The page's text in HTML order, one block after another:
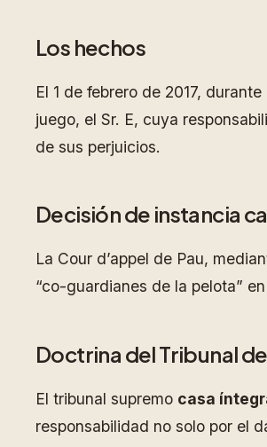
Los hechos
El 1 de febrero de 2017,
juego, el Sr. E, cuya
de sus perjuicios.
Decisión de instancia
La Cour d’appel de Pau,
“co-guardianes de la pelota”
Doctrina del Tribunal
El tribunal supremo casa
responsabilidad no solo por el